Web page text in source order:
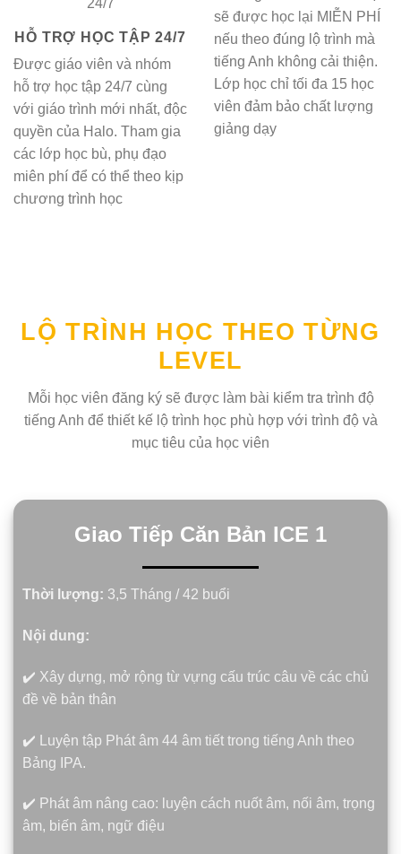
HỖ TRỢ HỌC TẬP 24/7
Được giáo viên và nhóm
hỗ trợ học tập 24/7 cùng
với giáo trình mới nhất, độc
quyền của Halo. Tham gia
các lớp học bù, phụ đạo
miên phí để có thể theo kịp
chương trình học
sẽ được học lại MIỄN PHÍ
nếu theo đúng lộ trình mà
tiếng Anh không cải thiện.
Lớp học chỉ tối đa 15 học
viên đảm bảo chất lượng
giảng dạy
LỘ TRÌNH HỌC THEO TỪNG
LEVEL
Mỗi học viên đăng ký sẽ được làm bài kiểm tra trình độ
tiếng Anh để thiết kế lộ trình học phù hợp với trình độ và
mục tiêu của học viên
Giao Tiếp Căn Bản ICE 1
Thời lượng: 3,5 Tháng / 42 buổi
Nội dung:
✔️ Xây dựng, mở rộng từ vựng cấu trúc câu về các chủ
đề về bản thân
✔️ Luyện tập Phát âm 44 âm tiết trong tiếng Anh theo
Bảng IPA.
✔️ Phát âm nâng cao: luyện cách nuốt âm, nối âm, trọng
âm, biến âm, ngữ điệu